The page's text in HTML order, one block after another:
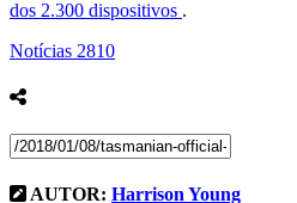
dos 2.300 dispositivos .
Notícias 2810
AUTOR: Harrison Young